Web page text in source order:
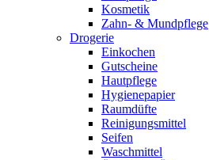
Kosmetik
Zahn- & Mundpflege
Drogerie
Einkochen
Gutscheine
Hautpflege
Hygienepapier
Raumdüfte
Reinigungsmittel
Seifen
Waschmittel